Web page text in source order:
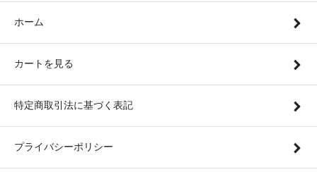
ホーム
カートを見る
特定商取引法に基づく表記
プライバシーポリシー